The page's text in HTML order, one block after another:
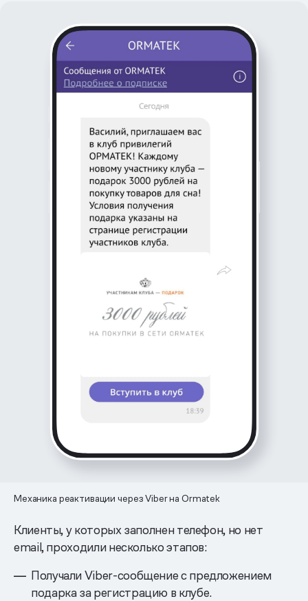
Механика реактивации через Viber на Ormatek
Клиенты, у которых заполнен телефон, но нет
email, проходили несколько этапов:
Получали Viber-сообщение с предложением
подарка за регистрацию в клубе.